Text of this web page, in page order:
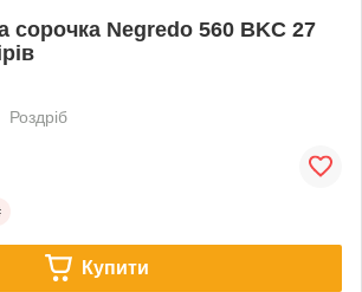
сорочка Negredo 560 BKC 27
Роздріб
Купити